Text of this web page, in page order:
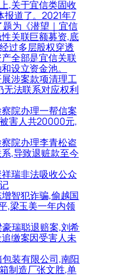
,关于宜信类固收
报道了。2021年7
为《潜望｜宜信
关联巨额募资,底
过多层股权穿透
全部是宜信关联
设立资金池。
涉案款项清理工
无法联系对应权利
院办理一帮信案
害人共20000元,
院办理李青松盗
,导致退赃款至今
瑞非法吸收公众
智犯诈骗,偷越国
,梁玉美一年内领
瑞聪退赔案,刘希
缴案因受害人未
装有限公司,南阳
制造厂张文胜,单